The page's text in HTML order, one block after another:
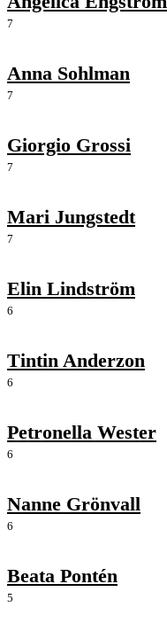
7
Anna Sohlman
7
Giorgio Grossi
7
Mari Jungstedt
7
Elin Lindström
6
Tintin Anderzon
6
Petronella Wester
6
Nanne Grönvall
6
Beata Pontén
5